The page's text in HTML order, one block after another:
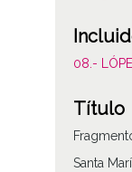
08.-
Título
Santa